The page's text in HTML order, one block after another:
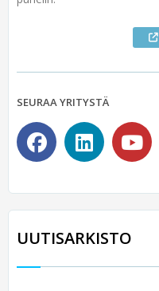
SEURAA YRITYSTÄ
UUTISARKISTO